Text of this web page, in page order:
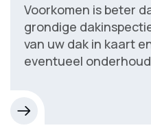
Voorkomen is beter
grondige
van uw dak in kaart
eventueel